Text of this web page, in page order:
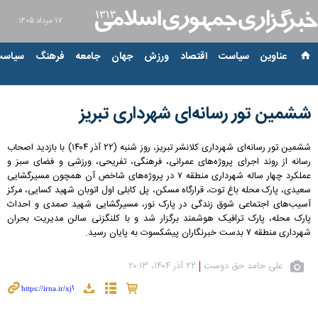
۱۷ مرداد ۱۴۰۵
عناوین‌ سیاست اقتصاد ورزش جهان جامعه فرهنگ
ششمین تور رسانه‌ای شهرداری تبریز
ششمین تور رسانه‌ای شهرداری کلانشر تبریز، روز شنبه (۲۲ آذر ۱۴۰۴) با بازدید اصحاب
رسانه‌ از روند اجرای پروژه‌های عمرانی، فرهنگی، تفریحی، ورزشی و فضای سبز و
عملکرد چهار ساله شهرداری منطقه ۷ در پروژه‌های شاخص آن همچون مسیرگشایی
سعیدی، پارک محله باغ توت، قرارگاه مسکن، پل کابلی اول اتوبان شهید کسایی، مرکز
آسیب‌های اجتماعی شوق زندگی در پارک نور، مسیرگشایی شهید صمدی و احداث
پارک محله، پارک ترافیک هوشمند برگزار شد و با کلنگزنی سالن مدیریت بحران
شهرداری منطقه ۷ بدست خبرنگاران پیشکسوت به پایان رسید.
علی حامد حق دوست ۲۲ آذر ۱۴۰۴، ۲۰:۱۳